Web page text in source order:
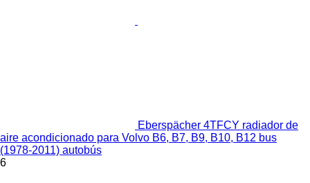
Eberspächer 4TFCY radiador de
aire acondicionado para Volvo B6, B7, B9, B10, B12 bus
(1978-2011) autobús
6